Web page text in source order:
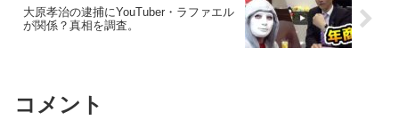
大原孝治の逮捕にYouTuber・ラファエル
が関係？真相を調査。
コメント